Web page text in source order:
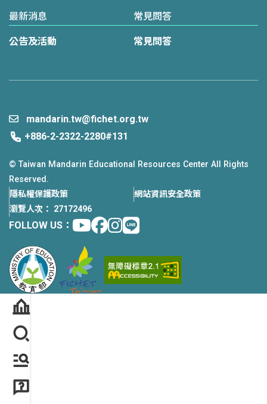
最新消息
公告及活動
常見問答
常見問答
mandarin.tw@fichet.org.tw
+886-2-2322-2280#131
© Taiwan Mandarin Educational Resources Center All Rights
Reserved.
隱私權保護政策
網站資訊安全政策
瀏覽人次： 27172496
FOLLOW US： Youtubefacebook
instagram
Line